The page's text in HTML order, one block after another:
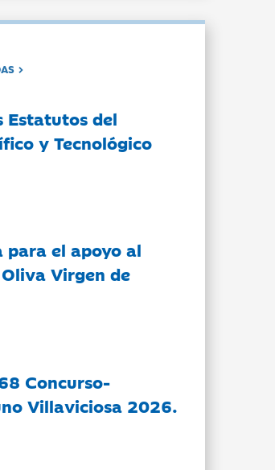
Estatutos del
y Tecnológico
el apoyo al
Virgen de
Concurso-
Villaviciosa 2026.